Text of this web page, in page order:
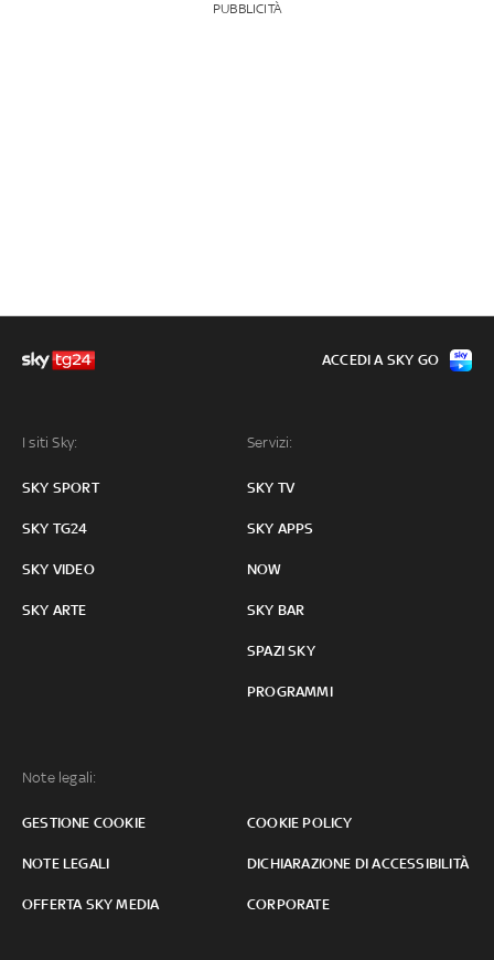
PUBBLICITÀ
I siti Sky:
SKY SPORT
SKY TG24
SKY VIDEO
SKY ARTE
Servizi:
SKY TV
SKY APPS
NOW
SKY BAR
SPAZI SKY
PROGRAMMI
Note legali:
GESTIONE COOKIE COOKIE POLICY
NOTE LEGALI DICHIARAZIONE DI ACCESSIBILITÀ
OFFERTA SKY MEDIA CORPORATE
ACCEDI A SKY GO